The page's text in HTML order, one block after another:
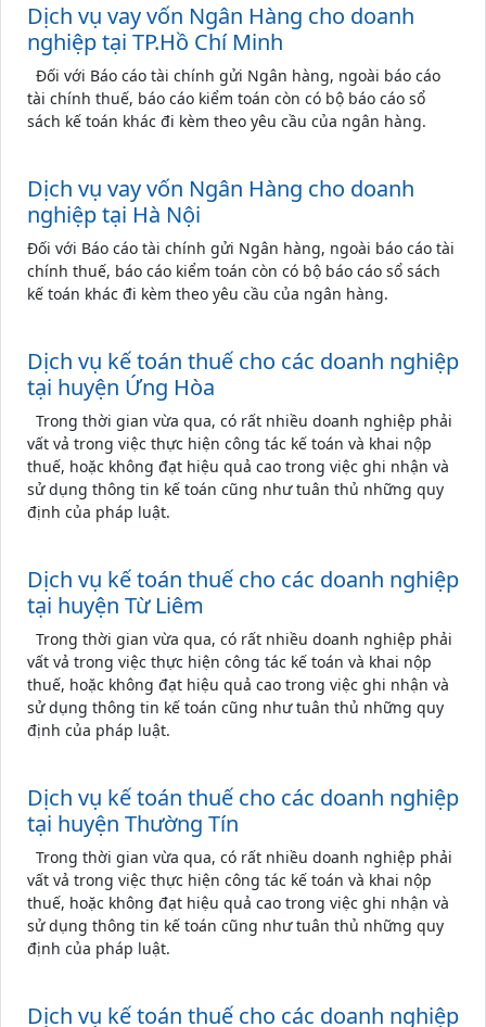
Dịch vụ vay vốn Ngân Hàng cho doanh
nghiệp tại TP.Hồ Chí Minh
Đối với Báo cáo tài chính gửi Ngân hàng, ngoài báo cáo
tài chính thuế, báo cáo kiểm toán còn có bộ báo cáo sổ
sách kế toán khác đi kèm theo yêu cầu của ngân hàng.
Dịch vụ vay vốn Ngân Hàng cho doanh
nghiệp tại Hà Nội
Đối với Báo cáo tài chính gửi Ngân hàng, ngoài báo cáo tài
chính thuế, báo cáo kiểm toán còn có bộ báo cáo sổ sách
kế toán khác đi kèm theo yêu cầu của ngân hàng.
Dịch vụ kế toán thuế cho các doanh nghiệp
tại huyện Ứng Hòa
Trong thời gian vừa qua, có rất nhiều doanh nghiệp phải
vất vả trong việc thực hiện công tác kế toán và khai nộp
thuế, hoặc không đạt hiệu quả cao trong việc ghi nhận và
sử dụng thông tin kế toán cũng như tuân thủ những quy
định của pháp luật.
Dịch vụ kế toán thuế cho các doanh nghiệp
tại huyện Từ Liêm
Trong thời gian vừa qua, có rất nhiều doanh nghiệp phải
vất vả trong việc thực hiện công tác kế toán và khai nộp
thuế, hoặc không đạt hiệu quả cao trong việc ghi nhận và
sử dụng thông tin kế toán cũng như tuân thủ những quy
định của pháp luật.
Dịch vụ kế toán thuế cho các doanh nghiệp
tại huyện Thường Tín
Trong thời gian vừa qua, có rất nhiều doanh nghiệp phải
vất vả trong việc thực hiện công tác kế toán và khai nộp
thuế, hoặc không đạt hiệu quả cao trong việc ghi nhận và
sử dụng thông tin kế toán cũng như tuân thủ những quy
định của pháp luật.
Dịch vụ kế toán thuế cho các doanh nghiệp